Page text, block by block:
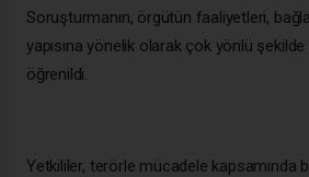
Soruşturmanın, örgütün faaliyetleri,
yapısına yönelik olarak çok yönlü
öğrenildi.
Yetkililer, terörle mücadele kapsamında